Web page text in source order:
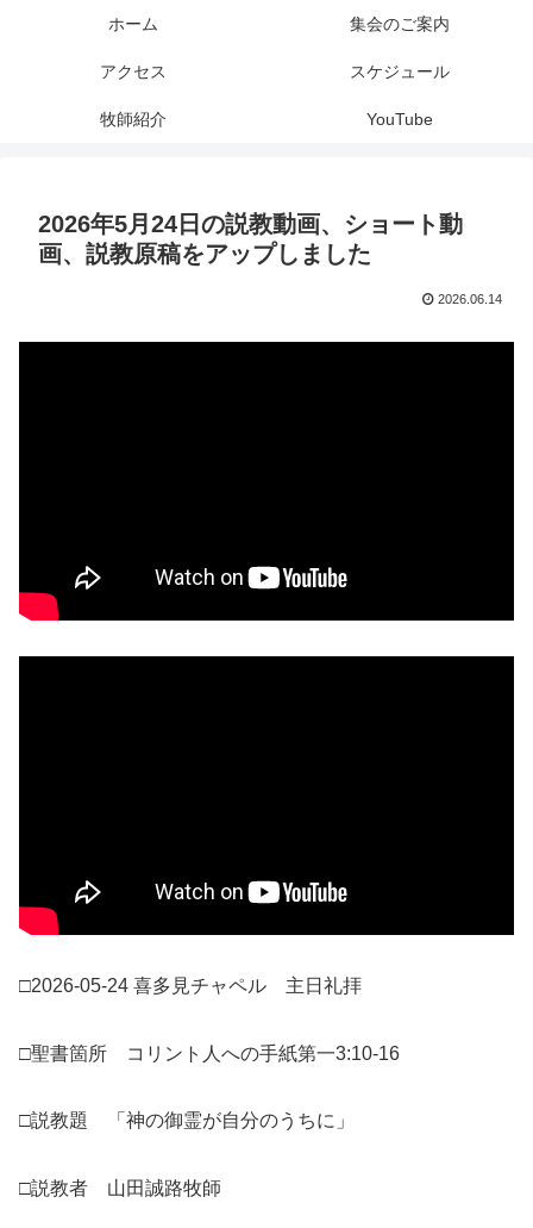
ホーム 集会のご案内
アクセス スケジュール
牧師紹介 YouTube
2026年5月24日の説教動画、ショート動
画、説教原稿をアップしました
2026.06.14
□2026-05-24 喜多見チャペル 主日礼拝
□聖書箇所 コリント人への手紙第一3:10-16
□説教題 「神の御霊が自分のうちに」
□説教者 山田誠路牧師